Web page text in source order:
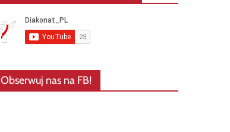
Obserwuj nas na FB!